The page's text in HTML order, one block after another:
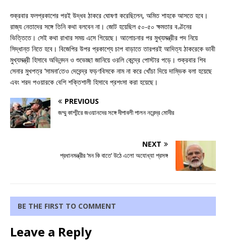
শুক্রবার ফলপ্রকাশের পরই উদ্ধব ঠাকরে ঘোষণা করেছিলেন, অমিত শাহকে আসতে হবে।
রাজ্য নেতাদের সঙ্গে তিনি কথা বলবেন না। জোট হয়েছিল ৫০-৫০ ক্ষমতার বণ্টনের
ভিত্তিতে। সেই কথা রাখার সময় এসে গিয়েছে। আলোচনার পর মুখ্যমন্ত্রীর পদ নিয়ে
সিদ্ধান্ত নিতে হবে। বিজেপির উপর প্রকাশ্যে চাপ বাড়াতে তারপরই আদিত্য ঠাকরেকে ভাবী
মুখ্যমন্ত্রী হিসাবে অভিনন্দন ও শুভেচ্ছা জানিয়ে ওরলি কেন্দ্রে পোস্টার পড়ে। শুক্রবার শিব
সেনার মুখপত্র ‘সামনা’তেও দেবেন্দ্র ফড়ণবিসকে নাম না করে খোঁচা দিয়ে দাম্ভিক বলা হয়েছে
এবং শরদ পওয়ারকে বেশি শক্তিশালী হিসাবে প্রশংসা করা হয়েছে।
PREVIOUS
জম্মু কাশ্মীরে জওয়ানদের সঙ্গে দীপাবলী পালন নরেন্দ্র মোদীর
NEXT
প্রধানমন্ত্রীর ‘মন কি বাতে’ উঠে এলো অযোধ্যা প্রসঙ্গ
BE THE FIRST TO COMMENT
Leave a Reply